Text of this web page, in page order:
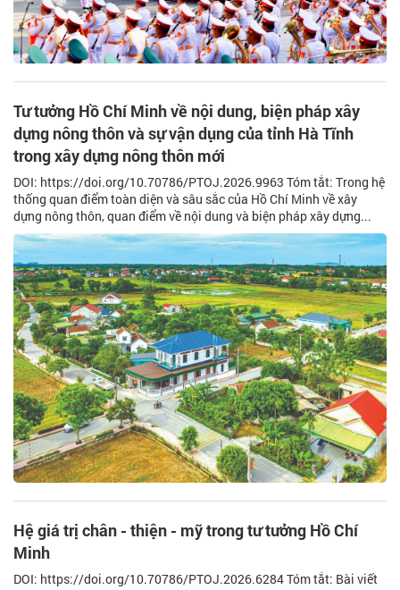
Tư tưởng Hồ Chí Minh về nội dung, biện pháp xây
dựng nông thôn và sự vận dụng của tỉnh Hà Tĩnh
trong xây dựng nông thôn mới
DOI: https://doi.org/10.70786/PTOJ.2026.9963 Tóm tắt: Trong hệ
thống quan điểm toàn diện và sâu sắc của Hồ Chí Minh về xây
dựng nông thôn, quan điểm về nội dung và biện pháp xây dựng...
Hệ giá trị chân - thiện - mỹ trong tư tưởng Hồ Chí
Minh
DOI: https://doi.org/10.70786/PTOJ.2026.6284 Tóm tắt: Bài viết